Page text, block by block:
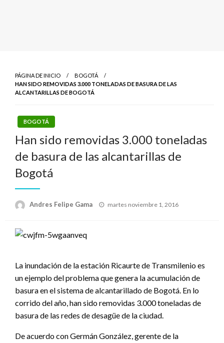
PÁGINA DE INICIO
BOGOTÁ
HAN SIDO REMOVIDAS 3.000 TONELADAS DE BASURA DE LAS
ALCANTARILLAS DE BOGOTÁ
BOGOTÁ
Han sido removidas 3.000 toneladas
de basura de las alcantarillas de
Bogotá
Andres Felipe Gama
Publicado
martes noviembre 1, 2016
La inundación de la estación Ricaurte de Transmilenio es
un ejemplo del problema que genera la acumulación de
basura en el sistema de alcantarillado de Bogotá. En lo
corrido del año, han sido removidas 3.000 toneladas de
basura de las redes de desagüe de la ciudad.
De acuerdo con Germán González, gerente de la